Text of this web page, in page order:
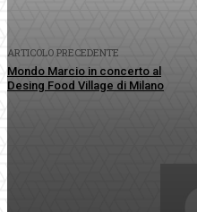
ARTICOLO PRECEDENTE
Mondo Marcio in concerto al
Desing Food Village di Milano